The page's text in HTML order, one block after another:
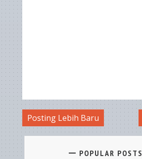
Posting Lebih Baru
POPULAR POSTS